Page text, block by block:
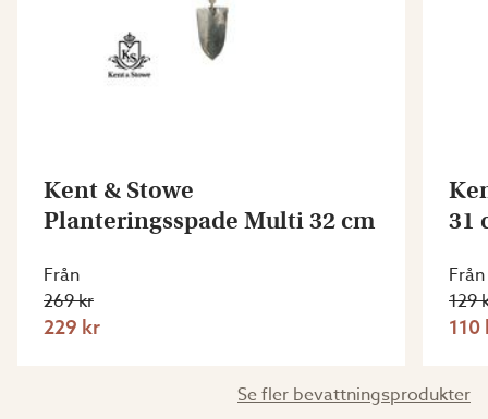
Kent & Stowe
Planteringsspade Multi 32 cm
Från
269 kr
229 kr
31
Från
129
110
Se fler bevattningsprodukter